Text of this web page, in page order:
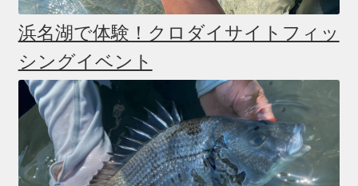
浜名湖で体験！クロダイサイトフィッ
シングイベント